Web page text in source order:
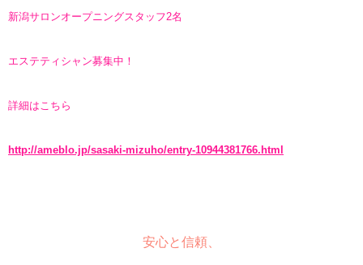
新潟サロンオープニングスタッフ2名
エステティシャン募集中！
詳細はこちら
http://ameblo.jp/sasaki-mizuho/entry-10944381766.html
安心と信頼、